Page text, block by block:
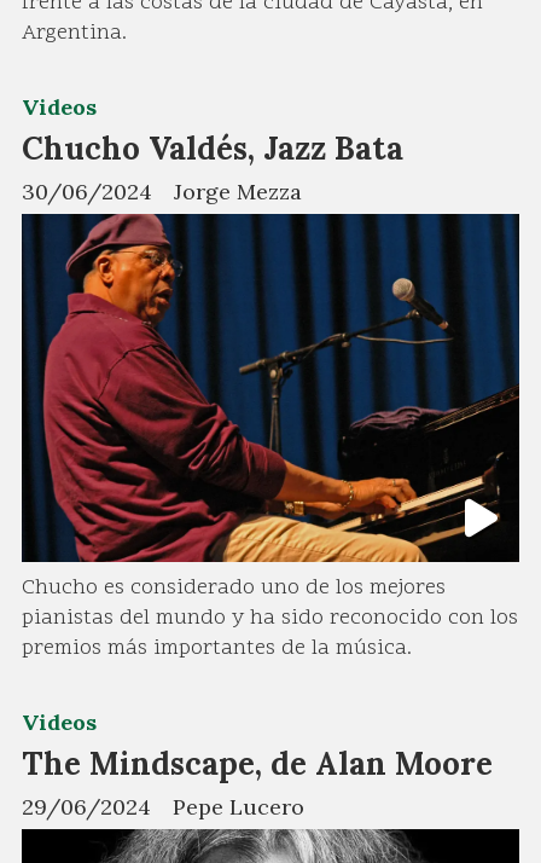
Argentina.
Chucho Valdés, Jazz Bata
Jorge Mezza
Videos
30/06/2024
Chucho es considerado uno de los mejores
pianistas del mundo y ha sido reconocido con los
premios más importantes de la música.
The Mindscape, de Alan Moore
Pepe Lucero
Videos
29/06/2024